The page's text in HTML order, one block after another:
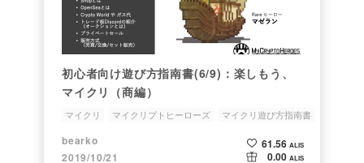
初心者向け遊び方指南書(6/9)：楽しもう、
マイクリ（商編）
マイクリ マイクリプトヒーローズ
マイクリ遊び方指南書
始め方
bearko
2019/10/21
61.56 ALIS
0.00 ALIS